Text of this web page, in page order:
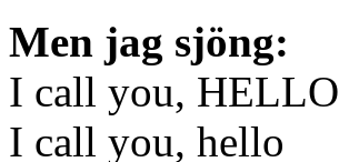
Men jag sjöng:
I call you, HELLO
I call you, hello